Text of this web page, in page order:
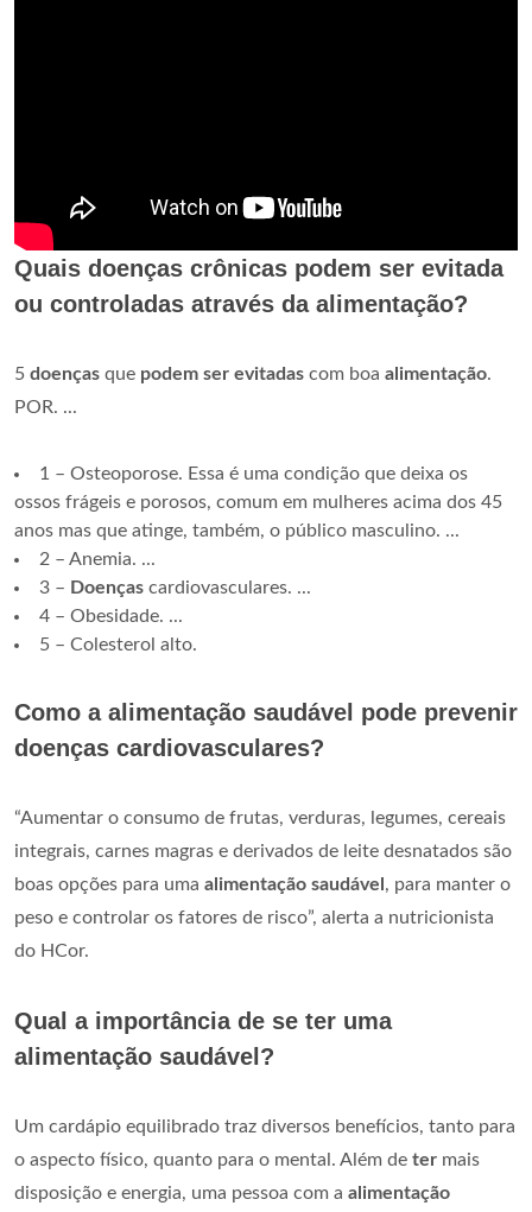
Quais doenças crônicas podem ser evitada
ou controladas através da alimentação?
5 doenças que podem ser evitadas com boa alimentação.
POR. ...
1 – Osteoporose. Essa é uma condição que deixa os
ossos frágeis e porosos, comum em mulheres acima dos 45
anos mas que atinge, também, o público masculino. ...
2 – Anemia. ...
3 – Doenças cardiovasculares. ...
4 – Obesidade. ...
5 – Colesterol alto.
Como a alimentação saudável pode prevenir
doenças cardiovasculares?
“Aumentar o consumo de frutas, verduras, legumes, cereais
integrais, carnes magras e derivados de leite desnatados são
boas opções para uma alimentação saudável , para manter o
peso e controlar os fatores de risco”, alerta a nutricionista
do HCor.
Qual a importância de se ter uma
alimentação saudável?
Um cardápio equilibrado traz diversos benefícios, tanto para
o aspecto físico, quanto para o mental. Além de ter mais
disposição e energia, uma pessoa com a alimentação